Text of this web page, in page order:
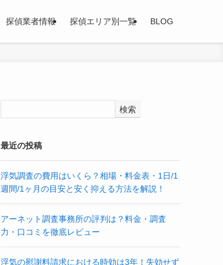
探偵業者情報 探偵エリア別一覧 BLOG
検索
最近の投稿
浮気調査の費用はいくら？相場・料金表・1日/1
週間/1ヶ月の目安と安く抑える方法を解説！
アーネット調査事務所の評判は？料金・調査
力・口コミを徹底レビュー
浮気の慰謝料請求における時効は3年！失効せず